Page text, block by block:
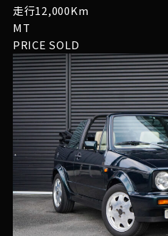
走行12,000Km
MT
PRICE SOLD